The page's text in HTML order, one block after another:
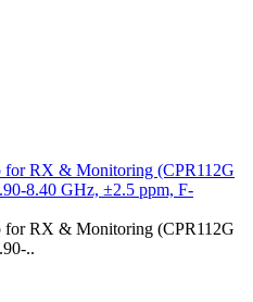
for RX & Monitoring (CPR112G
8.40 GHz, ±2.5 ppm, F-
for RX & Monitoring (CPR112G
..